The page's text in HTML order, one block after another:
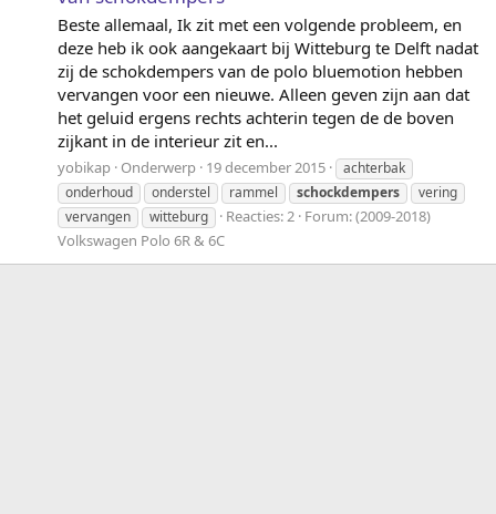
Beste allemaal, Ik zit met een volgende probleem, en
deze heb ik ook aangekaart bij Witteburg te Delft nadat
zij de schokdempers van de polo bluemotion hebben
vervangen voor een nieuwe. Alleen geven zijn aan dat
het geluid ergens rechts achterin tegen de de boven
zijkant in de interieur zit en...
yobikap Onderwerp 19 december 2015
achterbak
onderhoud
onderstel rammel schockdempers
vering
vervangen
witteburg Reacties: 2 Forum:(2009-2018)
Volkswagen Polo 6R & 6C